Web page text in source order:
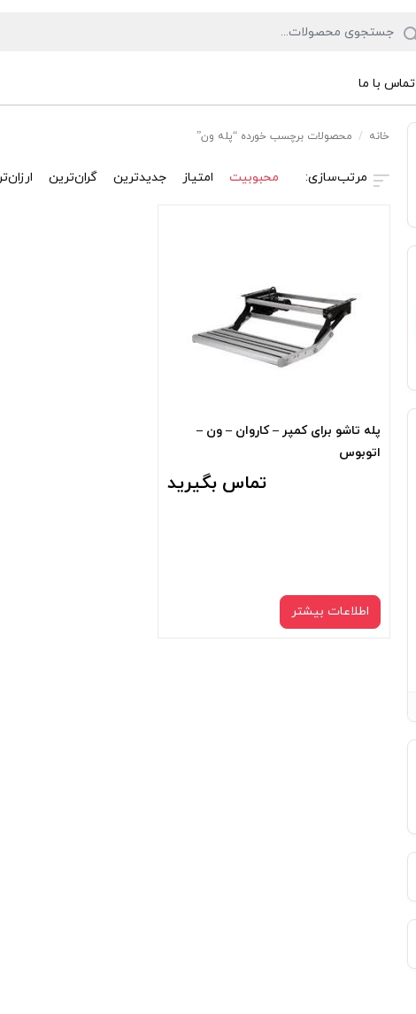
تماس با ما
خانه / محصولات برچسب خورده “پله ون”
محبوبیت امتیاز جدیدترین گران‌ترین
پله تاشو برای کمپر – کاروان – ون –
اتوبوس
تماس بگیرید
اطلاعات بیشتر